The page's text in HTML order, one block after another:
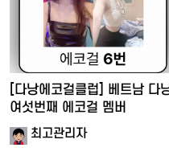
[다낭에코걸클럽] 베트남 다
여섯번째 에코걸 멤버
최고관리자